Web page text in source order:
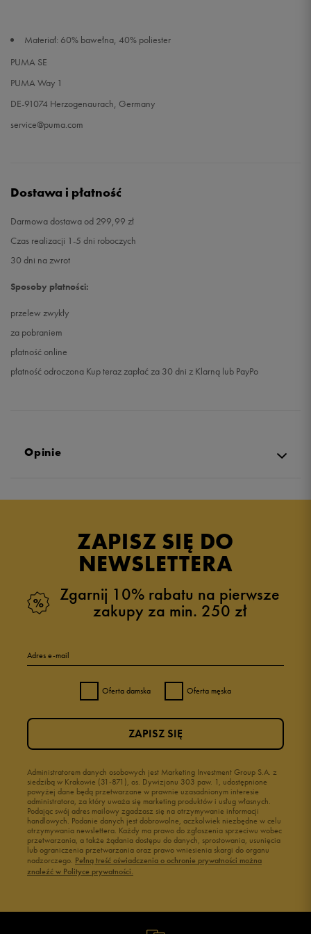
Materiał: 60% bawełna, 40% poliester
PUMA SE
PUMA Way 1
DE-91074 Herzogenaurach, Germany
service@puma.com
Dostawa i płatność
Darmowa dostawa od 299,99 zł
Czas realizacji 1-5 dni roboczych
30 dni na zwrot
Sposoby płatności:
przelew zwykły
za pobraniem
płatność online
płatność odroczona Kup teraz zapłać za 30 dni z Klarną lub PayPo
Opinie
ZAPISZ SIĘ DO
NEWSLETTERA
Zgarnij 10% rabatu na pierwsze
zakupy za min. 250 zł
Adres e-mail
Oferta damska Oferta męska
Administratorem danych osobowych jest Marketing Investment Group S.A. z
siedzibą w Krakowie (31-871), os. Dywizjonu 303 paw. 1, udostępnione
powyżej dane będą przetwarzane w prawnie uzasadnionym interesie
administratora, za który uważa się marketing produktów i usług własnych.
Podając swój adres mailowy zgadzasz się na otrzymywanie informacji
handlowych. Podanie danych jest dobrowolne, aczkolwiek niezbędne w celu
otrzymywania newslettera. Każdy ma prawo do zgłoszenia sprzeciwu wobec
przetwarzania, a także żądania dostępu do danych, sprostowania, usunięcia
lub ograniczenia przetwarzania oraz prawo wniesienia skargi do organu
nadzorczego. Pełną treść oświadczenia o ochronie prywatności można
znaleźć w Polityce prywatności.
ZAPISZ SIĘ